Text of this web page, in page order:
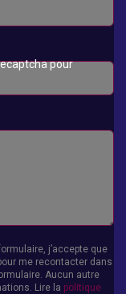
pour
j’accepte que
me recontacter dans
Aucun autre
Lire la politique